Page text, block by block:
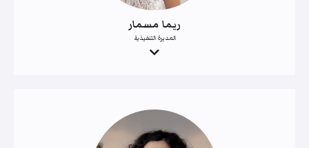
ريما مسمار
المديرة التنفيذية